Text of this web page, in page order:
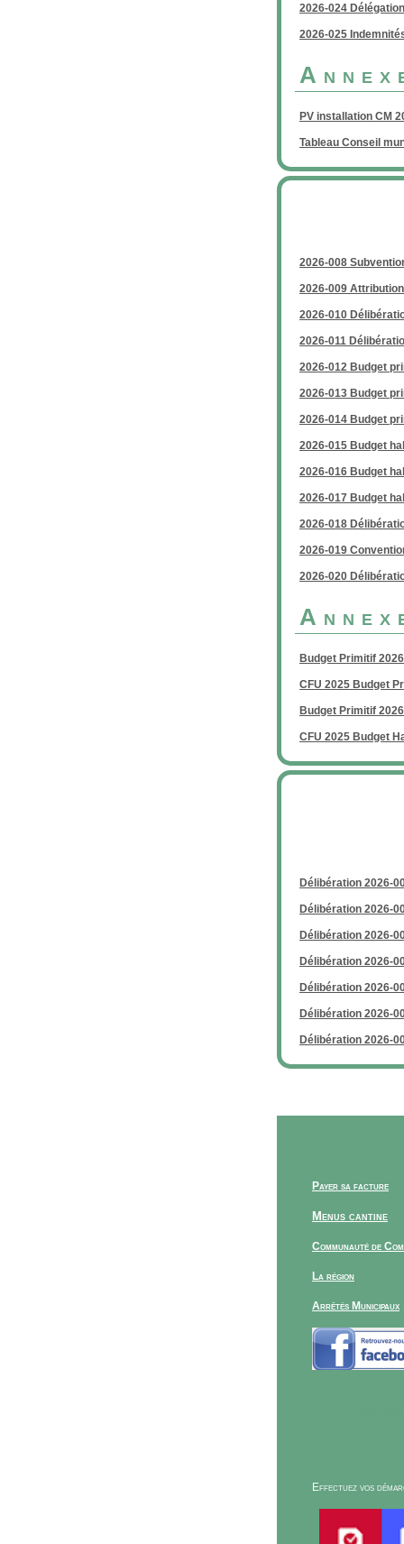
2026-024
2026-025
PV installation CM
Tableau Conseil
2026-008
2026-009
2026-010
2026-011
2026-012 Budget
2026-013 Budget
2026-014 Budget
2026-015 Budget
2026-016 Budget
2026-017 Budget
2026-018
2026-019
2026-020
Budget Primitif
CFU 2025 Budget
Budget Primitif
CFU 2025 Budget
Délibération 2026-
Délibération 2026-
Délibération 2026-
Délibération 2026-
Délibération 2026-
Délibération 2026-
Délibération 2026-
Payer sa facture
Menus cantine
Communauté de
La région
Arrêtés Municipaux
Effectuez vos